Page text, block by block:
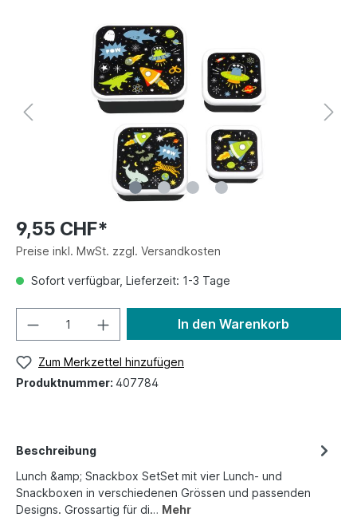
9,55 CHF*
Preise inkl. MwSt. zzgl. Versandkosten
Sofort verfügbar, Lieferzeit: 1-3 Tage
In den Warenkorb
Zum Merkzettel hinzufügen
Produktnummer: 407784
Beschreibung
Lunch &amp; Snackbox SetSet mit vier Lunch- und
Snackboxen in verschiedenen Grössen und passenden
Designs. Grossartig für di… Mehr